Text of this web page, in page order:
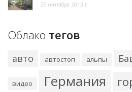
29 сентября 2013 г.
Облако тегов
авто автостоп альпы
видео Германия